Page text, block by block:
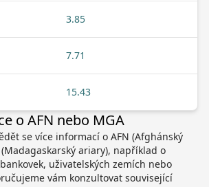
3.85
7.71
15.43
o AFN nebo MGA
se více informací o AFN (Afghánský
ariary), například o
uživatelských zemích nebo
vám konzultovat související